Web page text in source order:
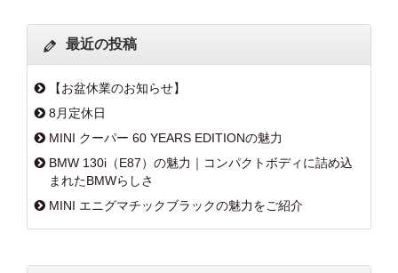
最近の投稿
【お盆休業のお知らせ】
8月定休日
MINI クーパー 60 YEARS EDITIONの魅力
BMW 130i（E87）の魅力｜コンパクトボディに詰め込
まれたBMWらしさ
MINI エニグマチックブラックの魅力をご紹介